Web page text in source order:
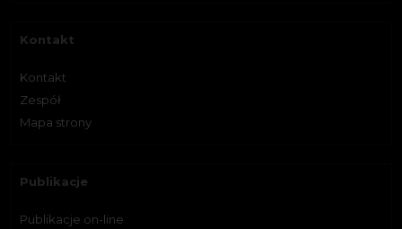
Kontakt
Kontakt
Zespół
Mapa strony
Publikacje
Publikacje on-line